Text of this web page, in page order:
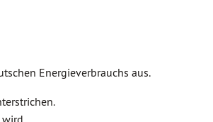
Energieverbrauchs aus.